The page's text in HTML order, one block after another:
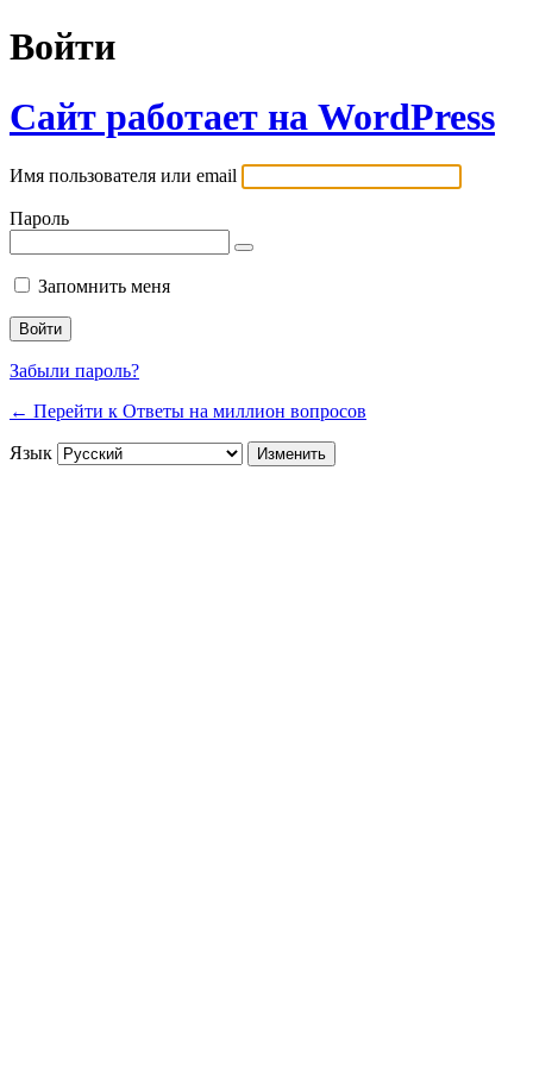
Войти
Сайт работает на WordPress
Имя пользователя или email
Пароль
Запомнить меня
Забыли пароль?
← Перейти к Ответы на миллион вопросов
Язык